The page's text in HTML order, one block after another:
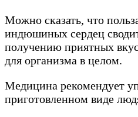
Можно сказать, что
индюшиных сердец
получению приятных
для организма в целом.
Медицина рекомендует
приготовленном виде